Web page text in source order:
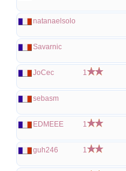
natanaelsolo
Savarnic
JoCec 1
sebasm
EDMEEE 1
guh246 1